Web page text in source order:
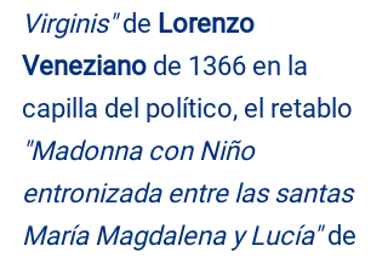
Virginis" de Lorenzo
Veneziano de 1366 en la
capilla del político, el retablo
"Madonna con Niño
entronizada entre las santas
María Magdalena y Lucía" de